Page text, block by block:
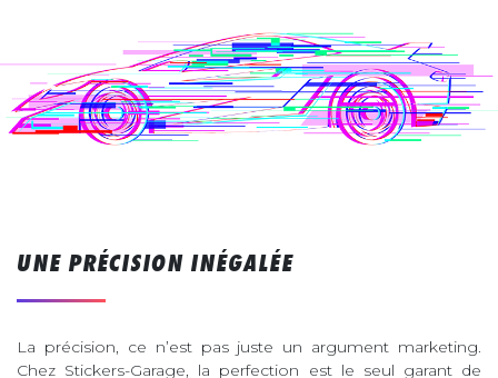
UNE PRÉCISION INÉGALÉE
La précision, ce n’est pas juste un argument marketing.
Chez Stickers-Garage, la perfection est le seul garant de